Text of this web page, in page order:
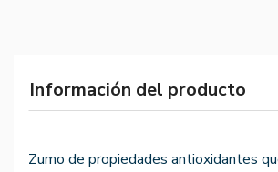
Información del producto
Zumo de propiedades antioxidantes